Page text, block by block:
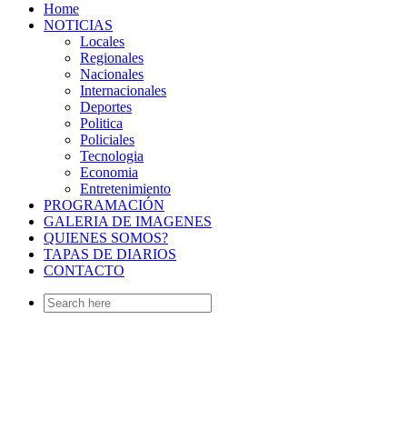
Home
NOTICIAS
Locales
Regionales
Nacionales
Internacionales
Deportes
Politica
Policiales
Tecnologia
Economia
Entretenimiento
PROGRAMACIÓN
GALERIA DE IMAGENES
QUIENES SOMOS?
TAPAS DE DIARIOS
CONTACTO
Search
for: